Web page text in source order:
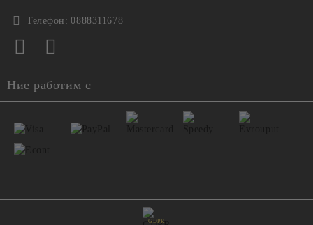
Телефон: 0888311678
Ние работим с
GDPR